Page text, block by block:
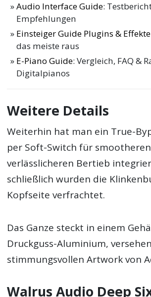
Audio Interface Guide:
Empfehlungen
Einsteiger Guide Plugins & Effekte
das meiste raus
E-Piano Guide: Vergleich, FAQ &
Digitalpianos
Weitere Details
Weiterhin hat man ein True-
per Soft-Switch für
verlässlicheren Bertieb
schließlich wurden die
Kopfseite verfrachtet.
Das Ganze steckt in einem
Druckguss-Aluminium,
stimmungsvollen Artwork von
Walrus Audio Deep